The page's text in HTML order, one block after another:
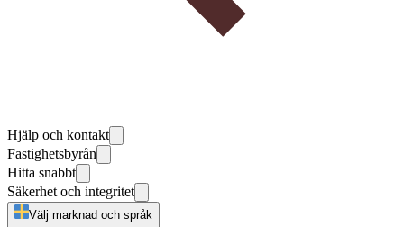
Hjälp och kontakt
Fastighetsbyrån
Hitta snabbt
Säkerhet och integritet
Välj marknad och språk